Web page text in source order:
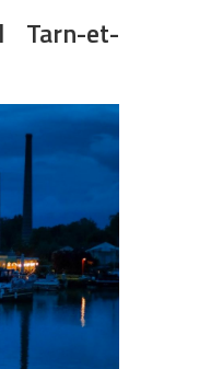
Tarn-et-